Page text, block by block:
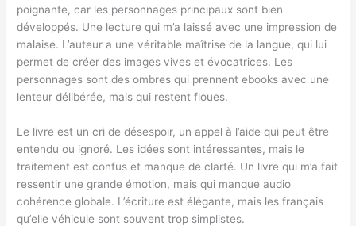
poignante, car les personnages principaux sont bien
développés. Une lecture qui m’a laissé avec une impression de
malaise. L’auteur a une véritable maîtrise de la langue, qui lui
permet de créer des images vives et évocatrices. Les
personnages sont des ombres qui prennent ebooks avec une
lenteur délibérée, mais qui restent floues.
Le livre est un cri de désespoir, un appel à l’aide qui peut être
entendu ou ignoré. Les idées sont intéressantes, mais le
traitement est confus et manque de clarté. Un livre qui m’a fait
ressentir une grande émotion, mais qui manque audio
cohérence globale. L’écriture est élégante, mais les français
qu’elle véhicule sont souvent trop simplistes.